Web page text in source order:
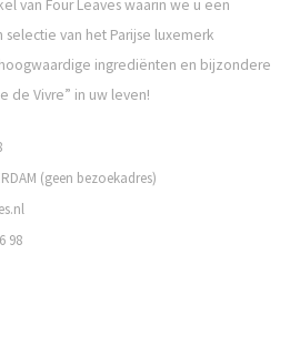
van Four Leaves waarin we u een
van het Parijse luxemerk
ingrediënten en bijzondere
de Vivre” in uw leven!
(geen bezoekadres)
98